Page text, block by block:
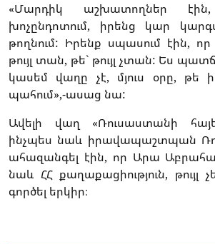
«Մարդիկ աշխատողներ
խոչընդոտում, իրենց կար
թողնում: Իրենք սպասում էին, որ
թույլ տան, թե` թույլ չտան: Ես
կասեմ վաղը չէ, մյուս օրը, թե
պահում»,-ասաց նա:
Ավելի վաղ «Ռուսաստանի
ինչպես նաև իրավապաշտպան
ահազանգել էին, որ Արա
նաև ՀՀ քաղաքացիություն, թույլ
գործել երկիր։